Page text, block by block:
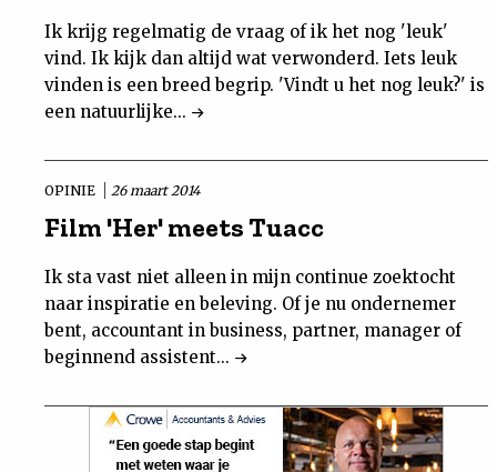
Ik krijg regelmatig de vraag of ik het nog 'leuk'
vind. Ik kijk dan altijd wat verwonderd. Iets leuk
vinden is een breed begrip. 'Vindt u het nog leuk?' is
een natuurlijke...
OPINIE 26 maart 2014
Film 'Her' meets Tuacc
Ik sta vast niet alleen in mijn continue zoektocht
naar inspiratie en beleving. Of je nu ondernemer
bent, accountant in business, partner, manager of
beginnend assistent...